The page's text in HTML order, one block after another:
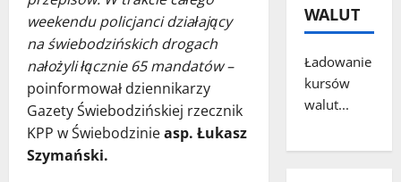
weekendu policjanci działający
na świebodzińskich drogach
nałożyli łącznie 65 mandatów –
poinformował dziennikarzy
Gazety Świebodzińskiej rzecznik
KPP w Świebodzinieasp. Łukasz
Szymański.
WALUT
Ładowanie
kursów
walut...